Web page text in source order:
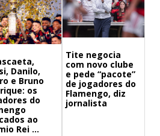
Danilo,
e Bruno
os
do
ao
Rei ...
Tite negocia
com novo clube
e pede “pacote”
de jogadores do
Flamengo, diz
jornalista